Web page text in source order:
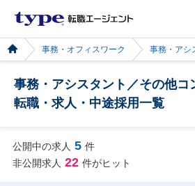
事務・オフィスワーク 事務・アシ
事務・アシスタント／その他コ
転職・求人・中途採用一覧
公開中の求人 5 件
非公開求人 22 件がヒット